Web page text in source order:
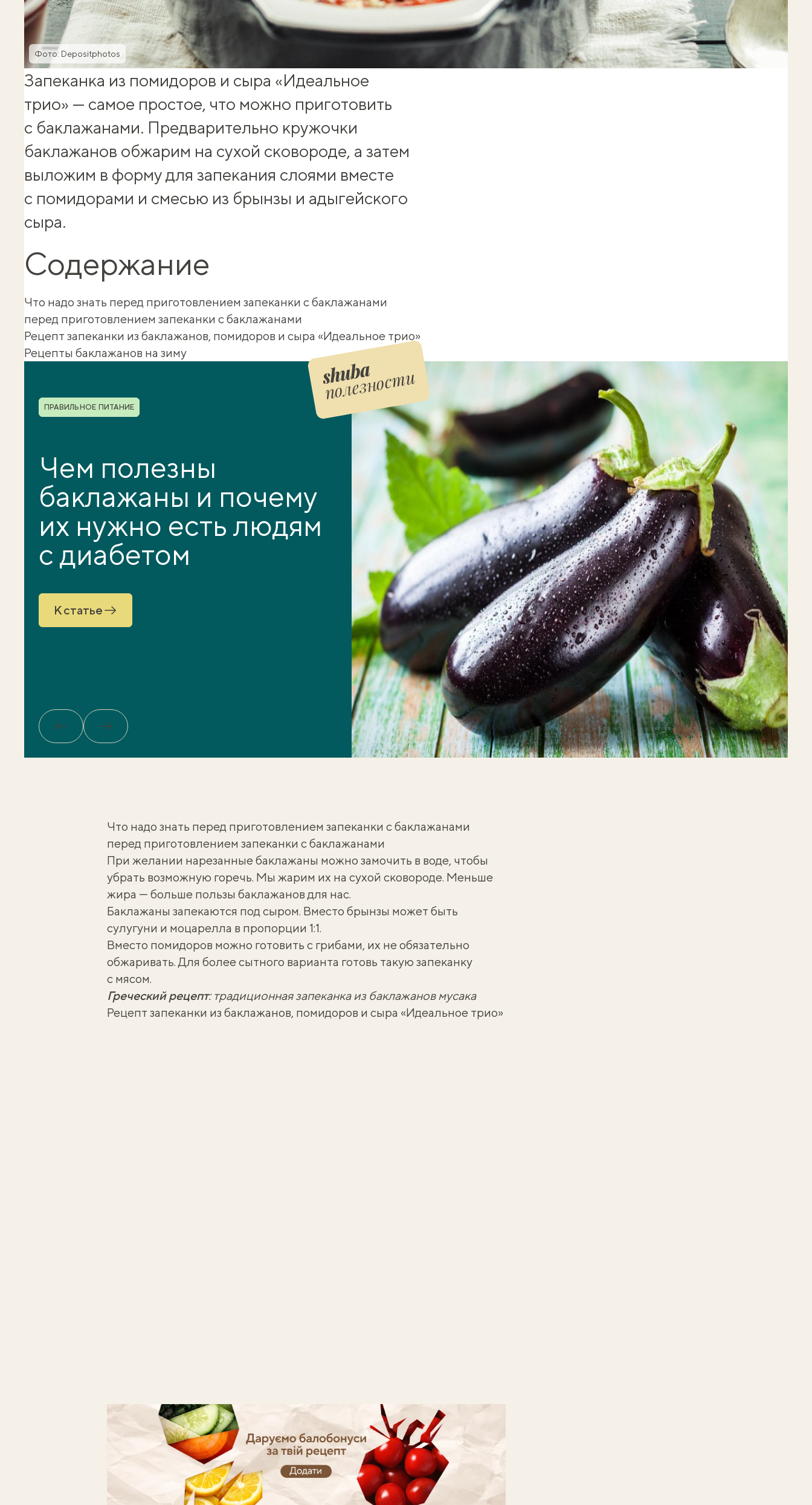
Фото: Depositphotos
Запеканка из помидоров и сыра «Идеальное
трио» — самое простое, что можно приготовить
с баклажанами. Предварительно кружочки
баклажанов обжарим на сухой сковороде, а затем
выложим в форму для запекания слоями вместе
с помидорами и смесью из брынзы и адыгейского
сыра.
Содержание
Что надо знать перед приготовлением запеканки с баклажанами
перед приготовлением запеканки с баклажанами
Рецепт запеканки из баклажанов, помидоров и сыра «Идеальное трио»
Рецепты баклажанов на зиму
полезности
Рубрика
ПРАВИЛЬНОЕ ПИТАНИЕ
Чем полезны
баклажаны и почему
их нужно есть людям
с диабетом
К статье
ОбратноВперед
Что надо знать перед приготовлением запеканки с баклажанами
перед приготовлением запеканки с баклажанами
При желании нарезанные баклажаны можно замочить в воде, чтобы
убрать возможную горечь. Мы жарим их на сухой сковороде. Меньше
жира — больше пользы баклажанов для нас.
Баклажаны запекаются под сыром. Вместо брынзы может быть
сулугуни и моцарелла в пропорции 1:1.
Вместо помидоров можно готовить с грибами, их не обязательно
обжаривать. Для более сытного варианта готовь такую запеканку
с мясом.
Греческий рецепт:традиционная запеканка из баклажанов мусака
Рецепт запеканки из баклажанов, помидоров и сыра «Идеальное трио»